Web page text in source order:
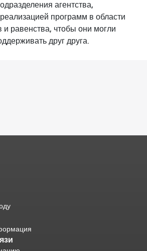
агентства,
программ в области
и равенства, чтобы они могли
друг друга.
каждой
.